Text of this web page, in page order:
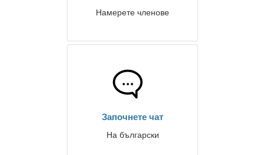
Намерете членове
Започнете чат
На български